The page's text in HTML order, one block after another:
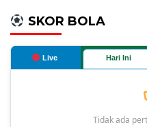
SKOR BOLA
Live Hari Ini
Tidak ada